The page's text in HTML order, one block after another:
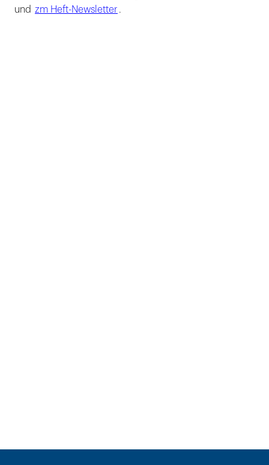
und zm Heft-Newsletter .